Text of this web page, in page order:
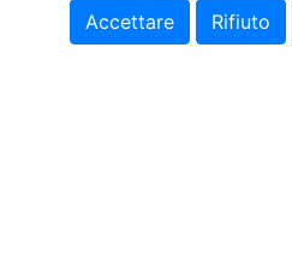
Accettare Rifiuto